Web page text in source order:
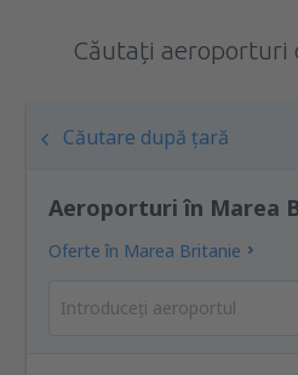
Căutați aeroporturi
Căutare după țară
Aeroporturi în Marea
Oferte în Marea Britanie